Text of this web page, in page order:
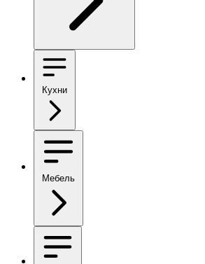
Кухни
Мебель